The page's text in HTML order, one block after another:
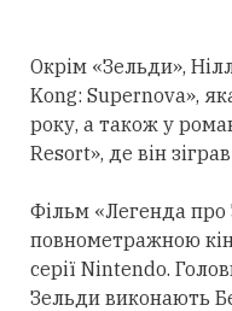
Окрім «Зельди»,
Kong: Supernova»,
року, а також у
Resort», де він
Фільм «Легенда
повнометражною
серії Nintendo.
Зельди виконають